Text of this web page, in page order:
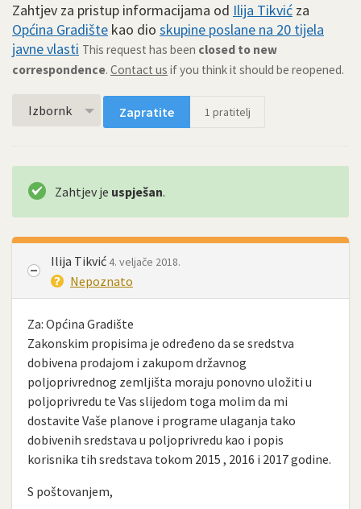
Zahtjev za pristup informacijama od Ilija Tikvić za
Općina Gradište kao dio skupine poslane na 20 tijela
javne vlasti This request has been closed to new
correspondence. Contact us if you think it should be reopened.
Izbornk Zapratite 1 pratitelj
Zahtjev je uspješan.
Ilija Tikvić 4. veljače 2018.
Nepoznato
Za: Općina Gradište
Zakonskim propisima je određeno da se sredstva
dobivena prodajom i zakupom državnog
poljoprivrednog zemljišta moraju ponovno uložiti u
poljoprivredu te Vas slijedom toga molim da mi
dostavite Vaše planove i programe ulaganja tako
dobivenih sredstava u poljoprivredu kao i popis
korisnika tih sredstava tokom 2015 , 2016 i 2017 godine.
S poštovanjem,